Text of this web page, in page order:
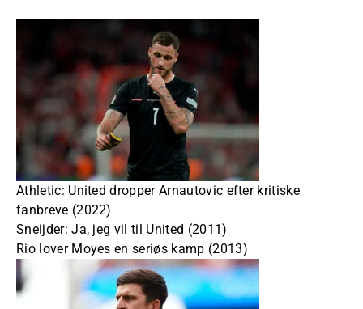
Athletic: United dropper Arnautovic efter kritiske
fanbreve (2022)
Sneijder: Ja, jeg vil til United (2011)
Rio lover Moyes en seriøs kamp (2013)